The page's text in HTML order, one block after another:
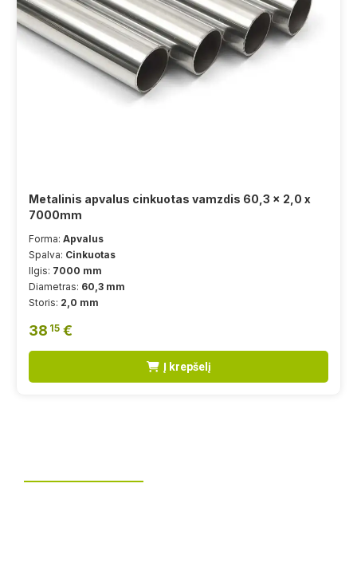
Metalinis apvalus cinkuotas vamzdis 60,3 x 2,0 x
7000mm
Forma: Apvalus
Spalva: Cinkuotas
Ilgis: 7000 mm
Diametras: 60,3 mm
Storis: 2,0 mm
38 15 €
Į krepšelį